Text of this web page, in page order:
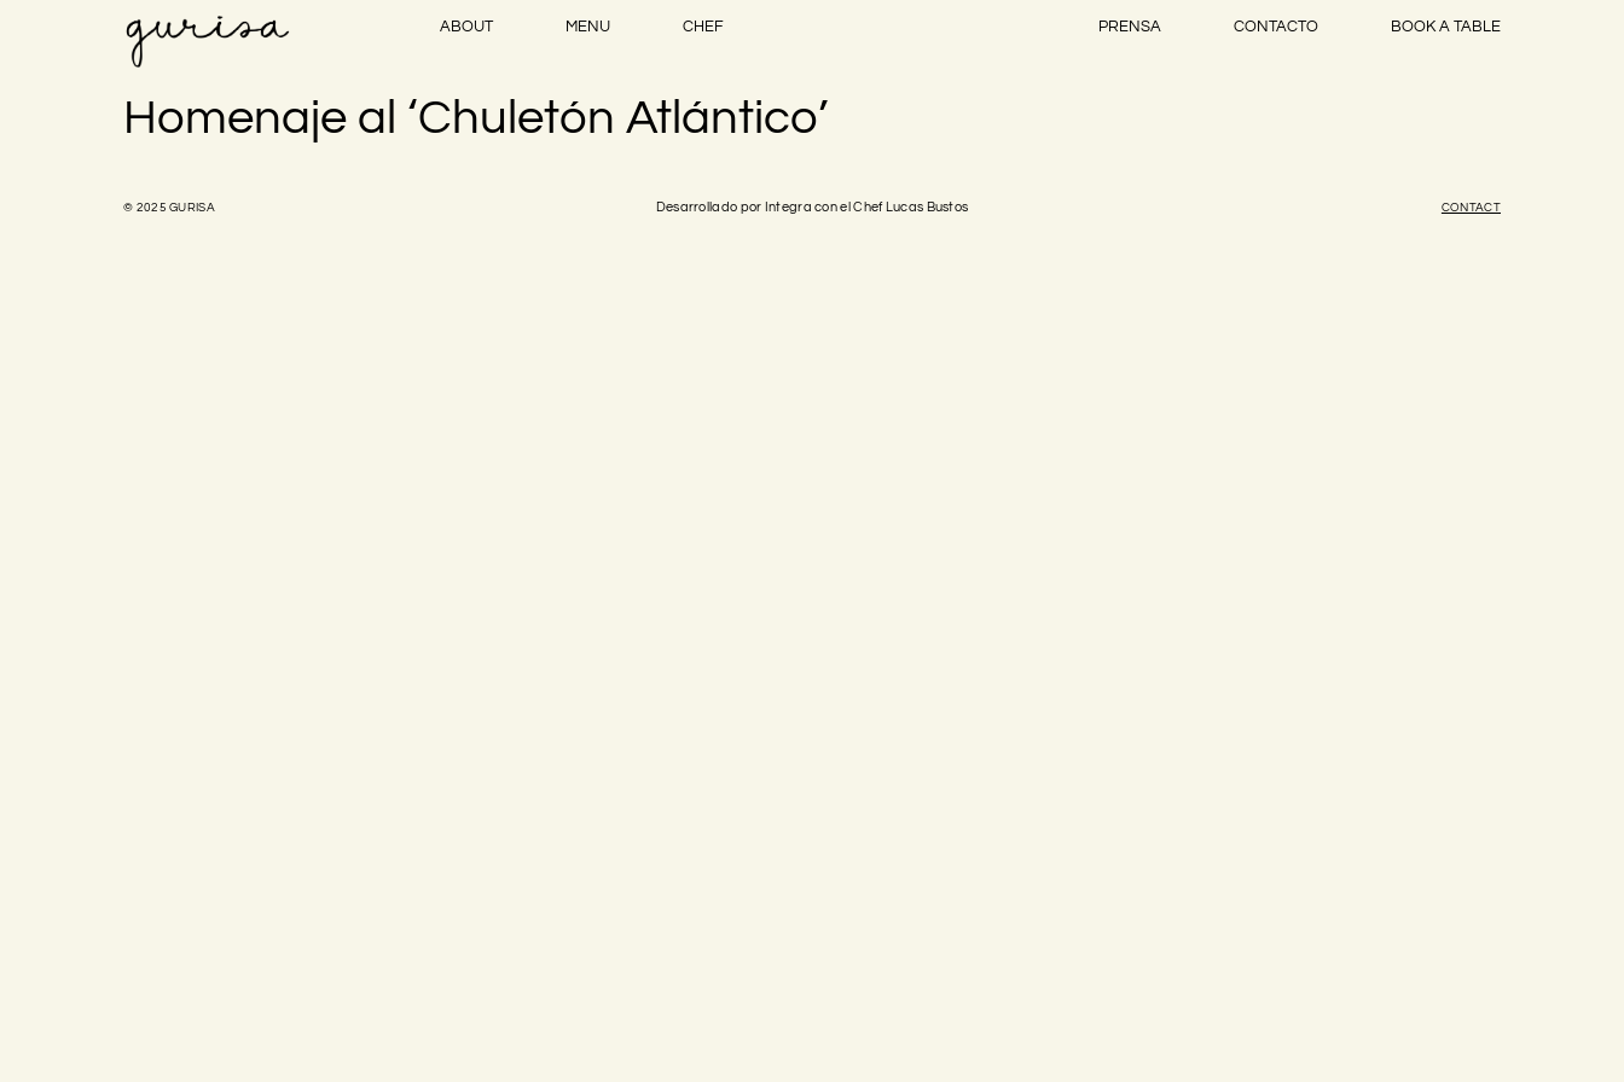
ABOUT MENU CHEF PRENSA CONTACTO BOOK A TABLE
Homenaje al ‘Chuletón Atlántico’
© 2025 GURISA Desarrollado por Integra con el Chef Lucas Bustos CONTACT